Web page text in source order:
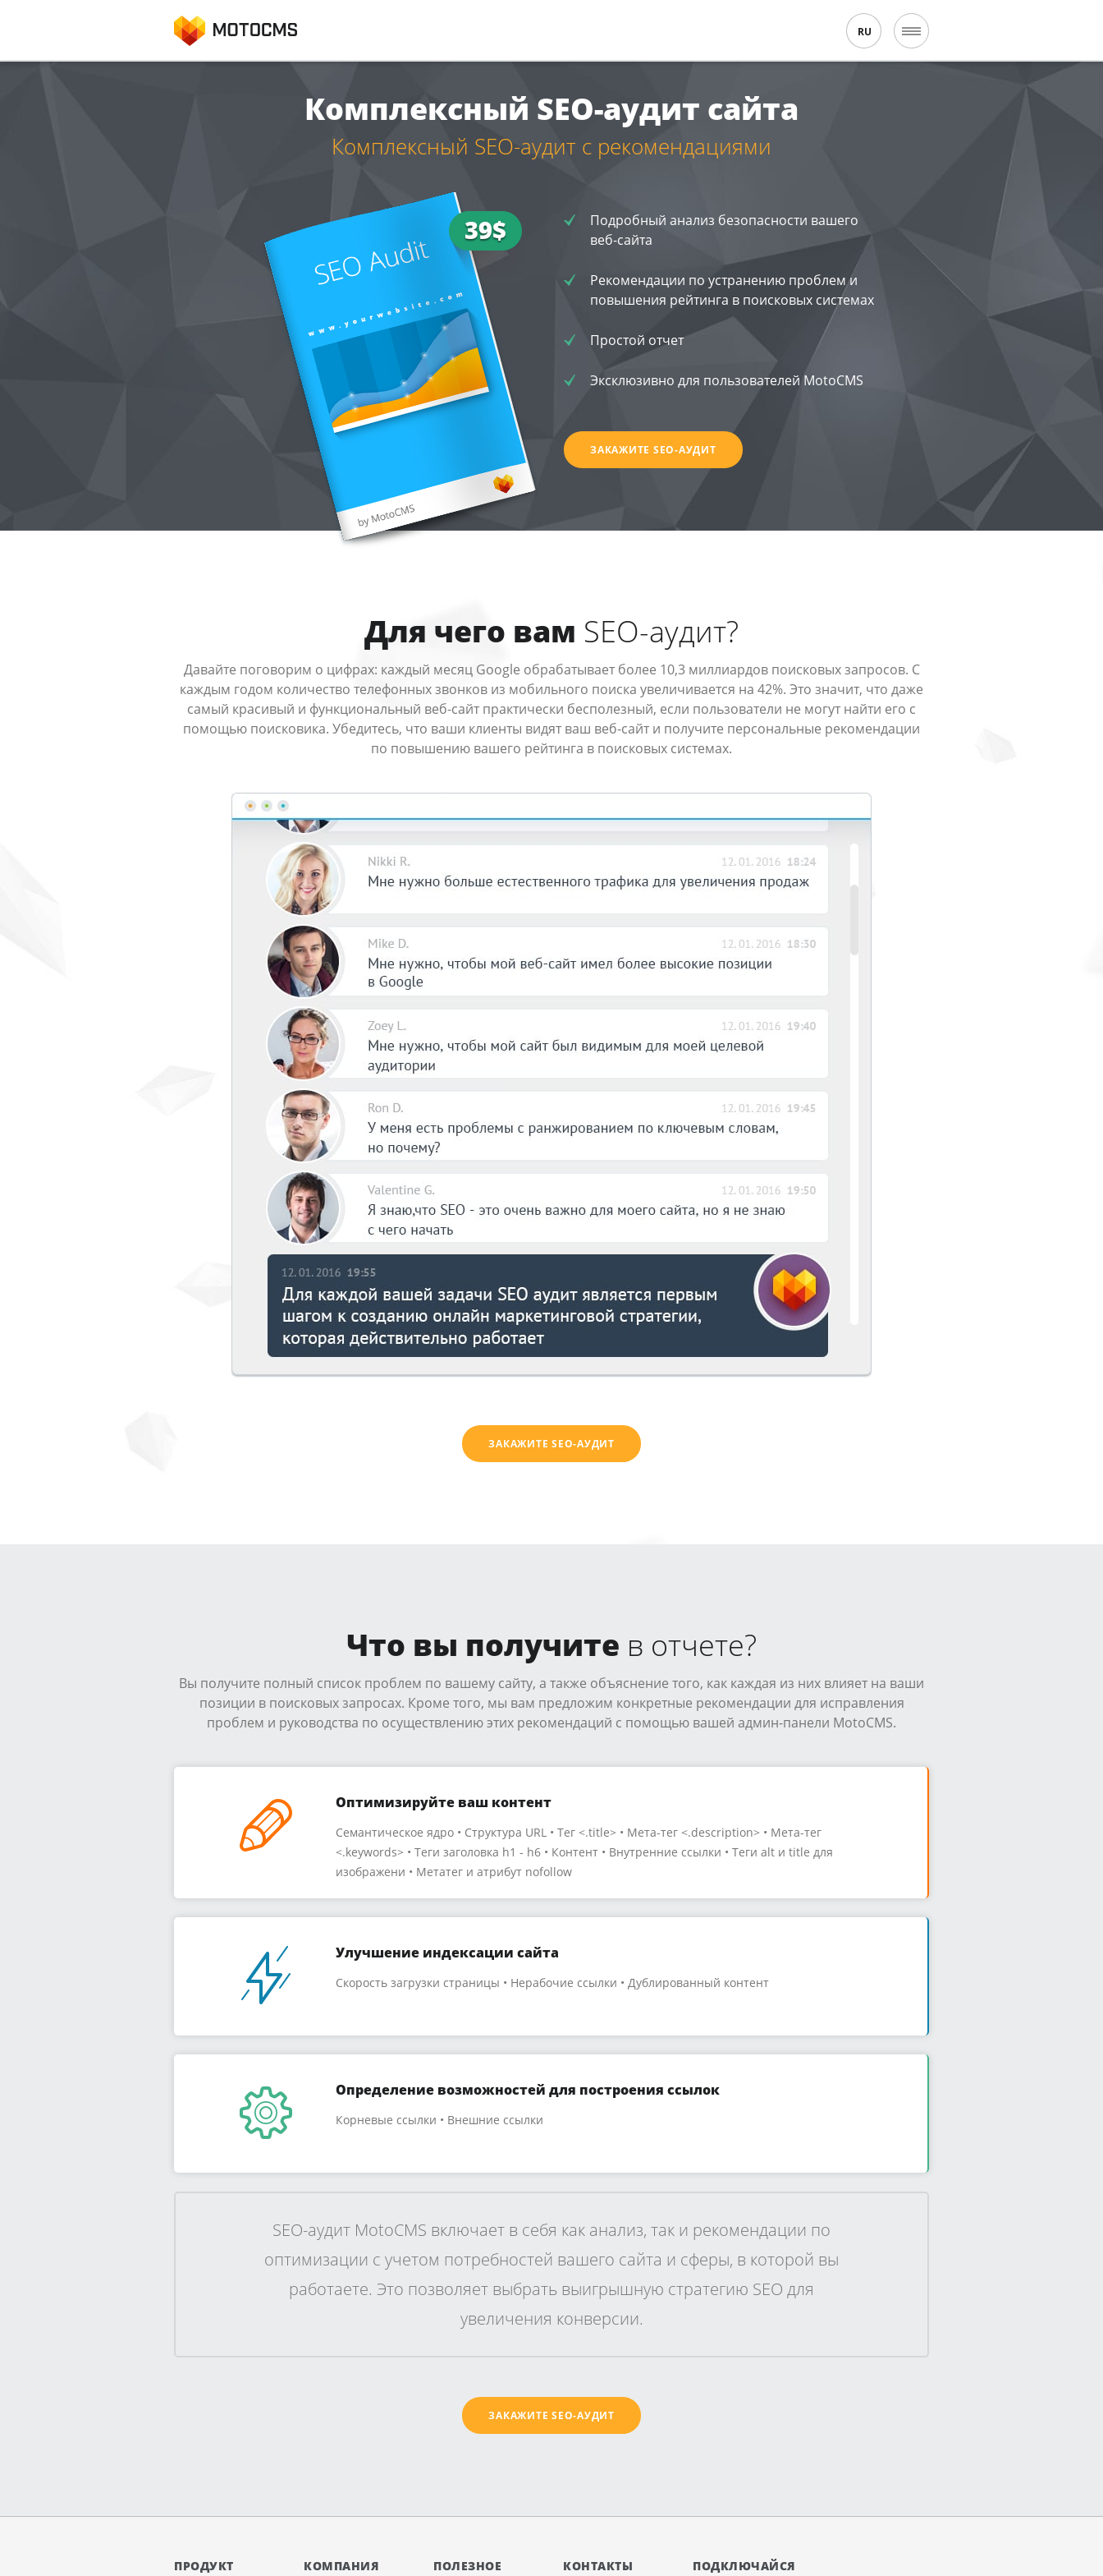
RU
Комплексный SEO-аудит сайта
Комплексный SEO-аудит c рекомендациями
39$
Подробный анализ безопасности вашего
веб-сайта
Рекомендации по устранению проблем и
повышения рейтинга в поисковых системах
Простой отчет
Эксклюзивно для пользователей MotoCMS
ЗАКАЖИТЕ SEO-АУДИТ
Для чего вам SEO-аудит?
Давайте поговорим о цифрах: каждый месяц Google обрабатывает более 10,3 миллиардов поисковых запросов. С
каждым годом количество телефонных звонков из мобильного поиска увеличивается на 42%. Это значит, что даже
самый красивый и функциональный веб-сайт практически бесполезный, если пользователи не могут найти его с
помощью поисковика. Убедитесь, что ваши клиенты видят ваш веб-сайт и получите персональные рекомендации
по повышению вашего рейтинга в поисковых системах.
ЗАКАЖИТЕ SEO-АУДИТ
Что вы получите в отчете?
Вы получите полный список проблем по вашему сайту, а также объяснение того, как каждая из них влияет на ваши
позиции в поисковых запросах. Кроме того, мы вам предложим конкретные рекомендации для исправления
проблем и руководства по осуществлению этих рекомендаций с помощью вашей админ-панели MotoCMS.
Оптимизируйте ваш контент
Семантическое ядро • Структура URL • Тег <.title> • Мета-тег <.description> • Мета-тег
<.keywords> • Теги заголовка h1 - h6 • Контент • Внутренние ссылки • Теги alt и title для
изображени • Метатег и атрибут nofollow
Улучшение индексации сайта
Скорость загрузки страницы • Нерабочие ссылки • Дублированный контент
Определение возможностей для построения ссылок
Корневые ссылки • Внешние ссылки
SEO-аудит MotoCMS включает в себя как анализ, так и рекомендации по
оптимизации с учетом потребностей вашего сайта и сферы, в которой вы
работаете. Это позволяет выбрать выигрышную стратегию SEO для
увеличения конверсии.
ЗАКАЖИТЕ SEO-АУДИТ
ПРОДУКТ КОМПАНИЯ ПОЛЕЗНОЕ КОНТАКТЫ ПОДКЛЮЧАЙСЯ